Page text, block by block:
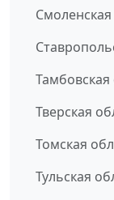
Тамбовская
Тверская
Томская
Тульская